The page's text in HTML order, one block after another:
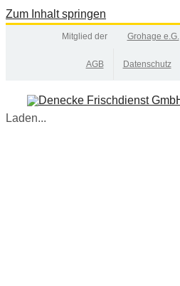
Zum Inhalt springen
Mitglied der Grohage e.G.
AGB Datenschutz
Laden...